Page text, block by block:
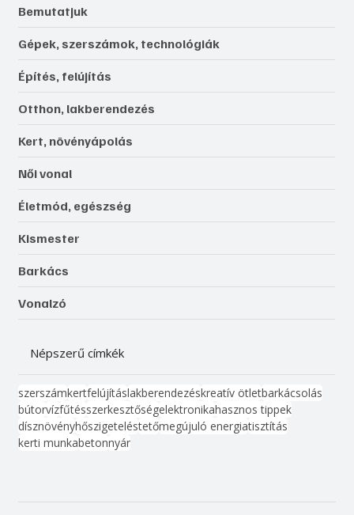
Bemutatjuk
Gépek, szerszámok, technológiák
Építés, felújítás
Otthon, lakberendezés
Kert, növényápolás
Női vonal
Életmód, egészség
Kismester
Barkács
Vonalzó
Népszerű címkék
szerszámkertfelújításlakberendezéskreatív ötletbarkácsolás
bútorvízfűtésszerkesztőségelektronikahasznos tippek
dísznövényhőszigeteléstetőmegújuló energiatisztítás
kerti munkabetonnyár